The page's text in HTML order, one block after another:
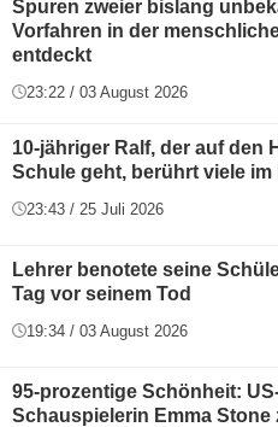
Spuren zweier bislang
Vorfahren in der
entdeckt
23:22 / 03 August 2026
10-jähriger Ralf, der auf den
Schule geht, berührt viele im
23:43 / 25 Juli 2026
Lehrer benotete seine
Tag vor seinem Tod
19:34 / 03 August 2026
95-prozentige Schönheit:
Schauspielerin Emma Stone